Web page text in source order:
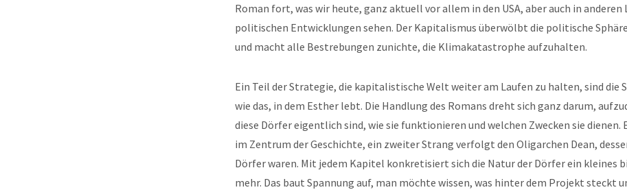
Roman fort, was wir heute, ganz aktuell vor allem in den USA, aber auch in anderen
politischen Entwicklungen sehen. Der Kapitalismus überwölbt die politische
und macht alle Bestrebungen zunichte, die Klimakatastrophe aufzuhalten.
Ein Teil der Strategie, die kapitalistische Welt weiter am Laufen zu halten, sind die
wie das, in dem Esther lebt. Die Handlung des Romans dreht sich ganz darum,
diese Dörfer eigentlich sind, wie sie funktionieren und welchen Zwecken sie dienen.
im Zentrum der Geschichte, ein zweiter Strang verfolgt den Oligarchen Dean,
Dörfer waren. Mit jedem Kapitel konkretisiert sich die Natur der Dörfer ein kleines
mehr. Das baut Spannung auf, man möchte wissen, was hinter dem Projekt steckt